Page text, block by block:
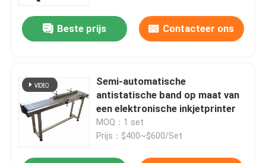
Producten
Video's
Beste prijs Contacteer ons
Semi-automatische
antistatische band op maat van
een elektronische inkjetprinter
MOQ：1 set
Prijs：$400~$600/Set